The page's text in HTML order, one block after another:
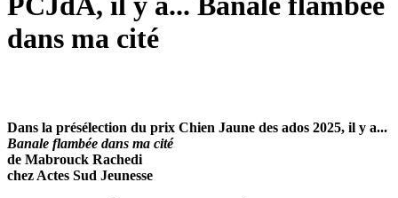
dans ma cité
Dans la présélection du prix Chien Jaune des ados 2025, il y a...
Banale flambée dans ma cité
de Mabrouck Rachedi
chez Actes Sud Jeunesse